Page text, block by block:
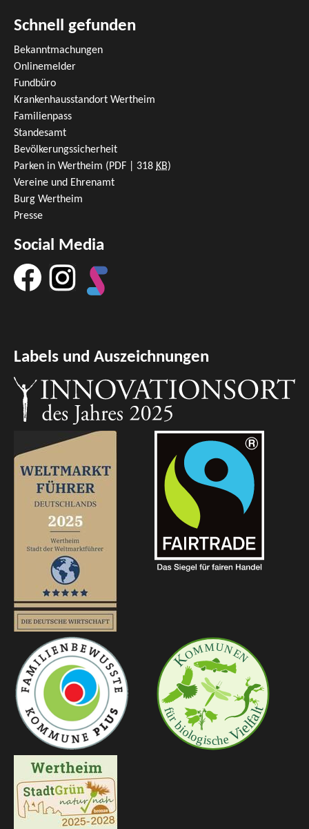
Schnell gefunden
Bekanntmachungen
Onlinemelder
Fundbüro
Krankenhausstandort Wertheim
Familienpass
Standesamt
Bevölkerungssicherheit
Parken in Wertheim (PDF | 318 KB)
Vereine und Ehrenamt
Burg Wertheim
Presse
Social Media
Labels und Auszeichnungen